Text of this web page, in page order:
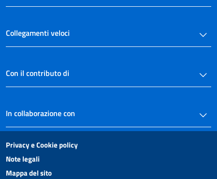
Collegamenti veloci
Con il contributo di
In collaborazione con
Privacy e Cookie policy
Note legali
Mappa del sito